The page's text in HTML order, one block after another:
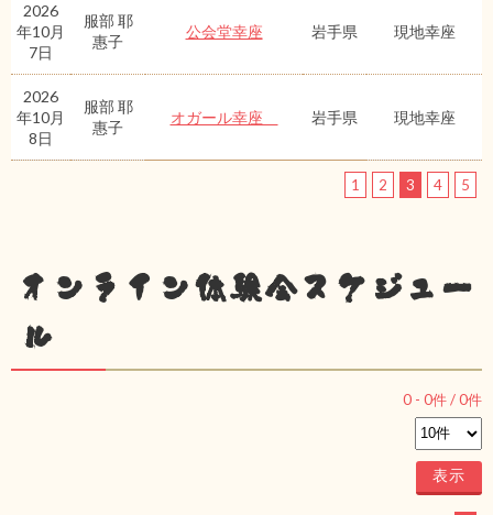
2026
年10月
7日
服部 耶
惠子
公会堂幸座 岩手県 現地幸座
2026
年10月
8日
服部 耶
惠子
オガール幸座 岩手県 現地幸座
1 2 3 4 5
オンライン体験会スケジュー
ル
0 - 0件 /0件